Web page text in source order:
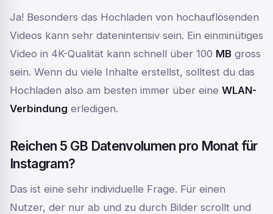
Ja! Besonders das Hochladen von hochauflösenden
Videos kann sehr datenintensiv sein. Ein einminütiges
Video in 4K-Qualität kann schnell über 100 MB gross
sein. Wenn du viele Inhalte erstellst, solltest du das
Hochladen also am besten immer über eine WLAN-
Verbindung erledigen.
Reichen 5 GB Datenvolumen pro Monat für
Instagram?
Das ist eine sehr individuelle Frage. Für einen
Nutzer, der nur ab und zu durch Bilder scrollt und